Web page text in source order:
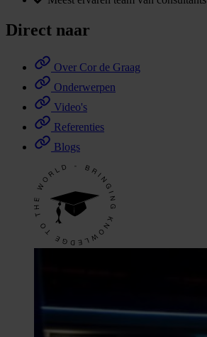
Direct naar
Over Cor de Graag
Onderwerpen
Video's
Referenties
Blogs